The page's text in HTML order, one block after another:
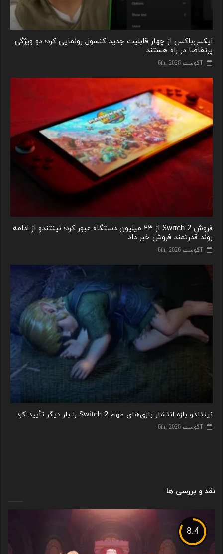
ایکس‌باکس از چهار قابلیت جدید کنسول رونمایی کرد؛ دو ویژگی
پرتقاضا در راه هستند
آگوست 6th, 2026
فروش Switch 2 از ۲۳ میلیون دستگاه عبور کرد؛ نینتندو از ادامه
روند قدرتمند فروش خبر داد
آگوست 6th, 2026
نینتندو بازه انتشار بازی‌های مهم Switch 2 را بار دیگر تأیید کرد
آگوست 6th, 2026
نقد و بررسی ها
8.4